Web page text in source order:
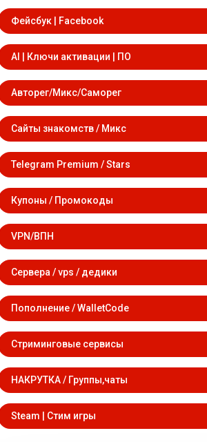
Фейсбук | Facebook
AI | Ключи активации | ПО
Авторег/Микс/Саморег
Сайты знакомств / Микс
Telegram Premium / Stars
Купоны / Промокоды
VPN/ВПН
Сервера / vps / дедики
Пополнение / WalletCode
Стриминговые сервисы
НАКРУТКА / Группы,чаты
Steam | Стим игры